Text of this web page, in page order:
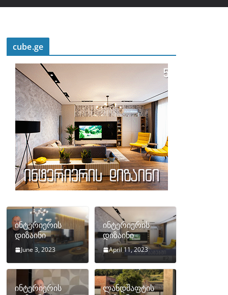
cube.ge
ინტერიერის
დიზაინი
June 3, 2023
ინტერიერის
დიზაინი
April 11, 2023
ინტერიერის
ლანდშაფტის